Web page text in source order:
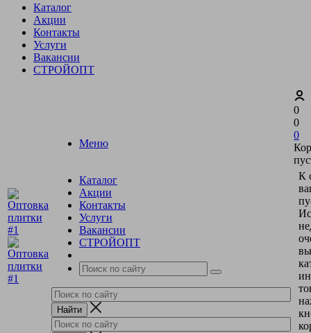
Каталог
Акции
Контакты
Услуги
Вакансии
СТРОЙОПТ
Меню
Каталог
Акции
Контакты
Услуги
Вакансии
СТРОЙОПТ
0
0
0
К